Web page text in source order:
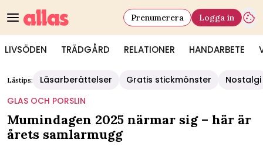
LIVSÖDEN TRÄDGÅRD RELATIONER HANDARBETE
Prenumerera Logga in
Lästips: Läsarberättelser Gratis stickmönster
Nostalgi
GLAS OCH PORSLIN
Mumindagen 2025 närmar sig – här är
årets samlarmugg